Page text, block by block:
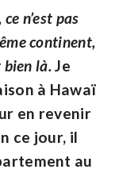
n’est pas
continent,
bien là.Je
à Hawaï
en revenir
ce jour, il
au